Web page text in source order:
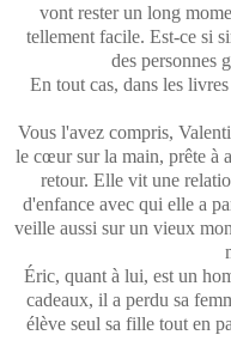
vont rester un long
tellement facile. Est-ce si
des personnes
En tout cas, dans les
Vous l'avez compris,
le cœur sur la main, prête à
retour. Elle vit une
d'enfance avec qui elle a
veille aussi sur un vieux
Éric, quant à lui, est un
cadeaux, il a perdu sa
élève seul sa fille tout en